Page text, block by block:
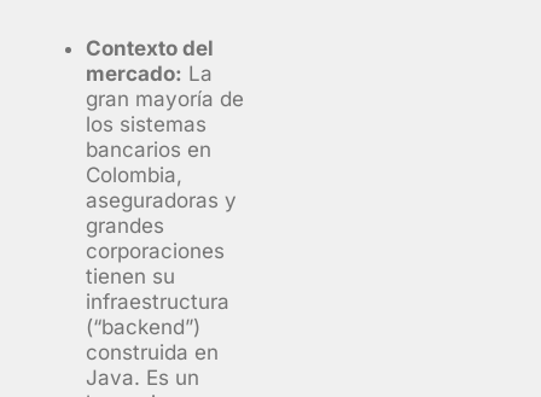
Contexto del
mercado: La
gran mayoría de
los sistemas
bancarios en
Colombia,
aseguradoras y
grandes
corporaciones
tienen su
infraestructura
(“backend”)
construida en
Java. Es un